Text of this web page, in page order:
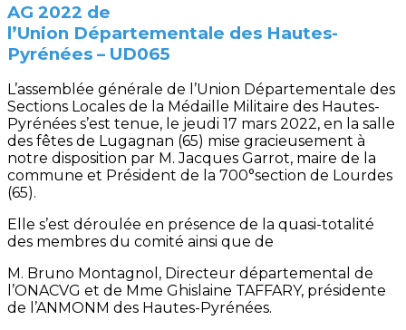
AG 2022 de
l’Union Départementale des Hautes-
Pyrénées – UD065
L’assemblée générale de l’Union Départementale des
Sections Locales de la Médaille Militaire des Hautes-
Pyrénées s’est tenue, le jeudi 17 mars 2022, en la salle
des fêtes de Lugagnan (65) mise gracieusement à
notre disposition par M. Jacques Garrot, maire de la
commune et Président de la 700°section de Lourdes
(65).
Elle s’est déroulée en présence de la quasi-totalité
des membres du comité ainsi que de
M. Bruno Montagnol, Directeur départemental de
l’ONACVG et de Mme Ghislaine TAFFARY, présidente
de l’ANMONM des Hautes-Pyrénées.